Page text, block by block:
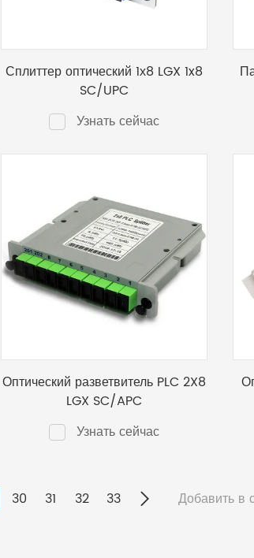
Сплиттер оптический 1х8 LGX 1x8
SC/UPC
Узнать сейчас
Оптический разветвитель PLC 2X8
LGX SC/APC
Узнать сейчас
30 31 32 33